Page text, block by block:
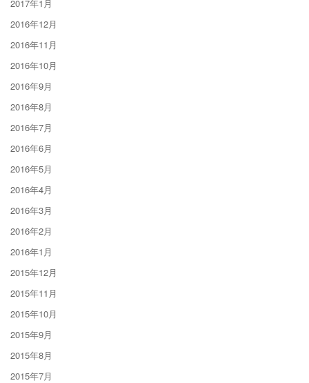
2017年1月
2016年12月
2016年11月
2016年10月
2016年9月
2016年8月
2016年7月
2016年6月
2016年5月
2016年4月
2016年3月
2016年2月
2016年1月
2015年12月
2015年11月
2015年10月
2015年9月
2015年8月
2015年7月